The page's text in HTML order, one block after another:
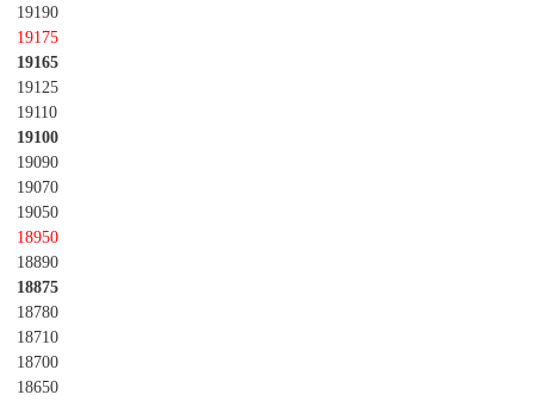
19190
19175
19165
19125
19110
19100
19090
19070
19050
18950
18890
18875
18780
18710
18700
18650